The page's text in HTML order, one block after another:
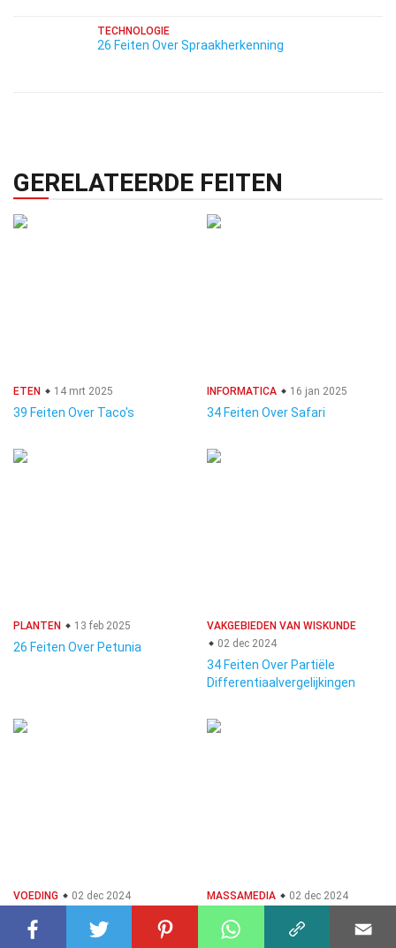
TECHNOLOGIE
26 Feiten Over Spraakherkenning
GERELATEERDE FEITEN
ETEN 14 mrt 2025
39 Feiten Over Taco's
INFORMATICA 16 jan 2025
34 Feiten Over Safari
PLANTEN 13 feb 2025
26 Feiten Over Petunia
VAKGEBIEDEN VAN WISKUNDE
02 dec 2024
34 Feiten Over Partiële
Differentiaalvergelijkingen
VOEDING 02 dec 2024
35 Feiten Over Paprika
MASSAMEDIA 02 dec 2024
28 Feiten Over Video